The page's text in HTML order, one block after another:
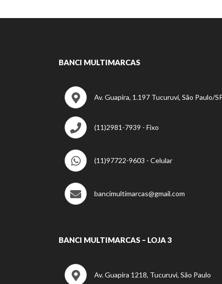
BANCI MULTIMARCAS
Av. Guapira, 1.197 Tucuruvi, São Paulo/
(11)2981-7939 - Fixo
(11)97722-9603 - Celular
bancimultimarcas@gmail.com
BANCI MULTIMARCAS – LOJA 3
Av. Guapira 1218, Tucuruvi, São Paulo